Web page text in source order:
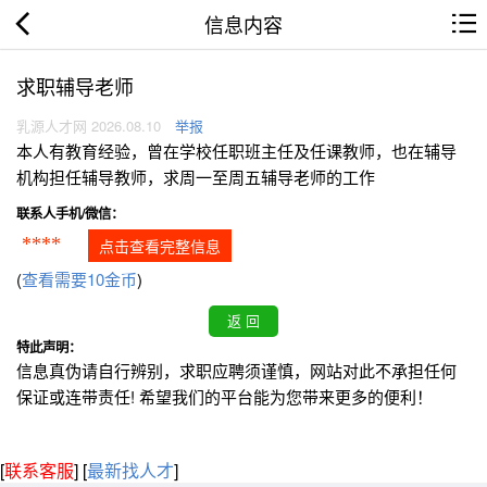
信息内容
求职辅导老师
乳源人才网 2026.08.10 举报
本人有教育经验，曾在学校任职班主任及任课教师，也在辅导
机构担任辅导教师，求周一至周五辅导老师的工作
联系人手机/微信：
**** 点击查看完整信息
(查看需要10金币)
特此声明：
信息真伪请自行辨别，求职应聘须谨慎，网站对此不承担任何
保证或连带责任! 希望我们的平台能为您带来更多的便利！
[联系客服] [最新找人才]